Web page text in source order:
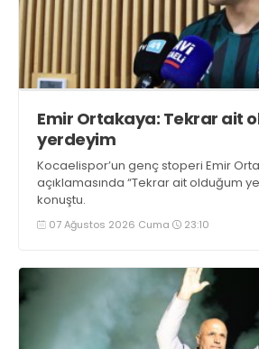
Emir Ortakaya: Tekrar ait
yerdeyim
Kocaelispor’un genç stoperi Emir
açıklamasında “Tekrar ait olduğum
konuştu.
07 Ağustos 2026 Cuma 23:10